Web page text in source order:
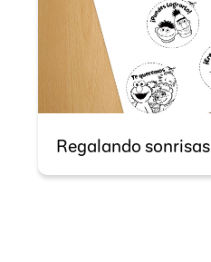
Regalando sonrisas